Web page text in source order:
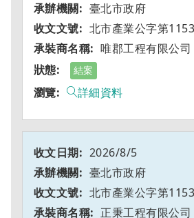
臺北市政府
北市產業公字第
唯郡工程有限公司
結案
詳細資料
2026/8/5
臺北市政府
北市產業公字第
正秉工程有限公司